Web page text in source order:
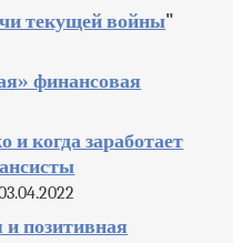
текущей войны"
финансовая
и когда заработает
и позитивная